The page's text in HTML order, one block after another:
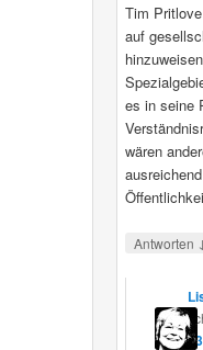
Tim
auf
es in seine
wären
Antworten ↓